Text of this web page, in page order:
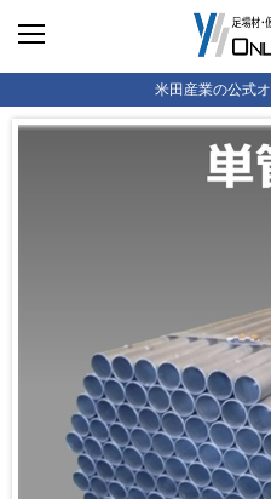
米田産業の公式